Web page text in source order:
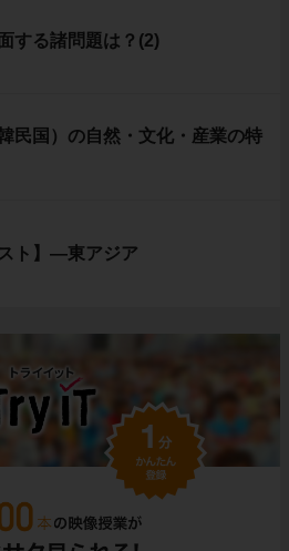
する諸問題は？(2)
民国）の自然・文化・産業の特
スト】―東アジア